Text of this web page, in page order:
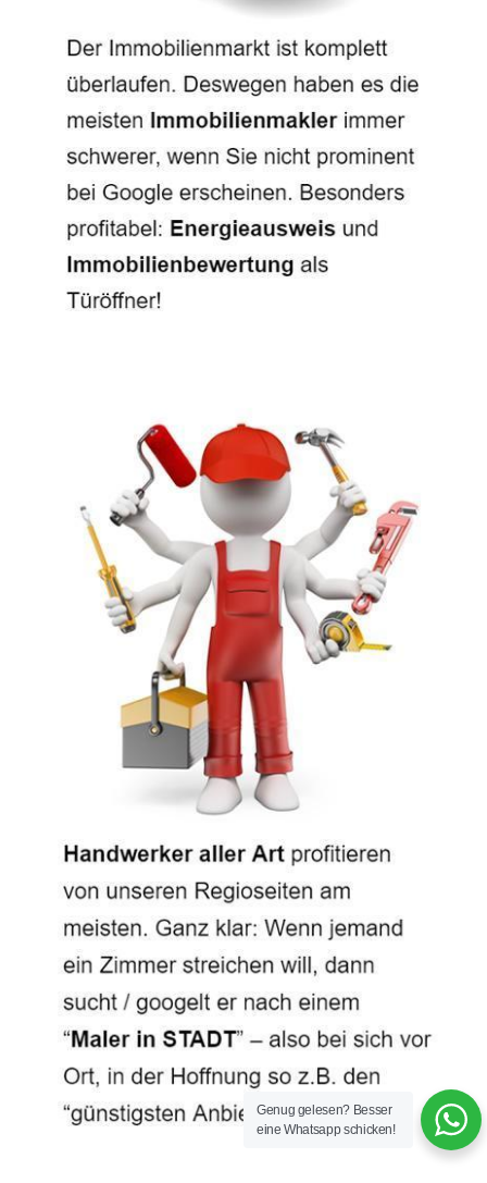
Genug gelesen? Besser
eine Whatsapp schicken!